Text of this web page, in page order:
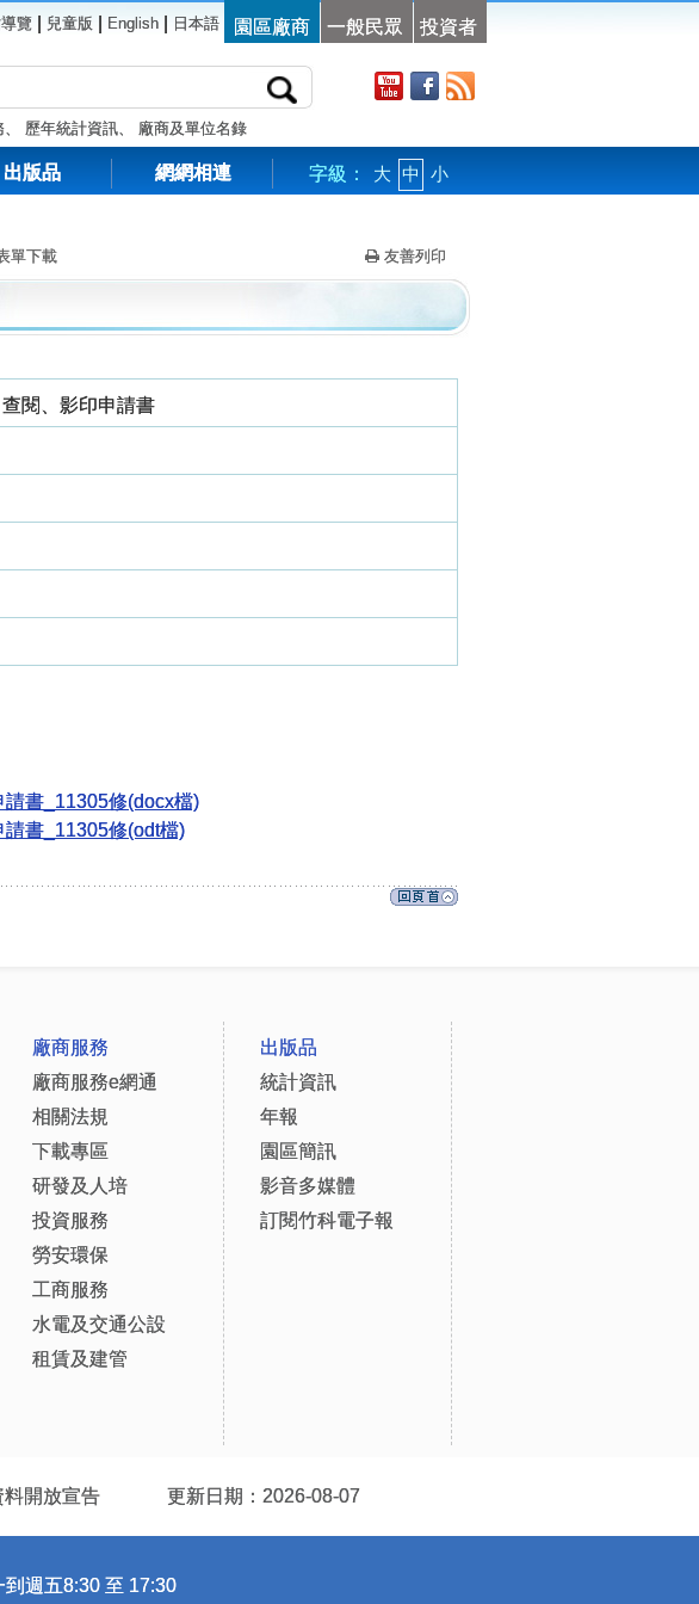
覽 兒童版 English 日本語 園區廠商 一般民眾 投資者
、 歷年統計資訊、 廠商及單位名錄
出版品 網網相連 字級： 大 中 小
單下載 友善列印
閱、影印申請書
書_11305修(docx檔)
書_11305修(odt檔)
廠商服務
廠商服務e網通
相關法規
下載專區
研發及人培
投資服務
勞安環保
工商服務
水電及交通公設
租賃及建管
出版品
統計資訊
年報
園區簡訊
影音多媒體
訂閱竹科電子報
開放宣告 更新日期：2026-08-07
週五8:30 至 17:30